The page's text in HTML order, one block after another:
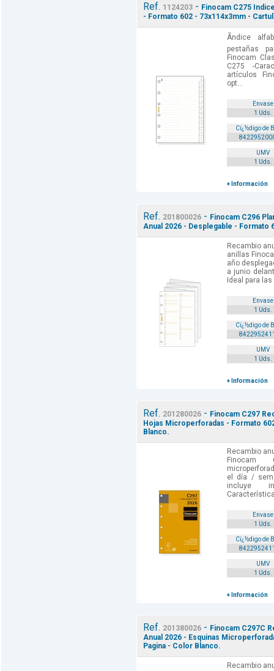
Ref. 1124203- Finocam C275
- Formato 602 - 73x114x3mm -
Ãndice
pestañas
Finocam
C275 -
artículos
opt...
Envase
1 Uds.
Cï¿½digo de
UMV
1 Uds.
+ Información
Ref. 201800026- Finocam C296
Anual 2026 - Desplegable - Formato
Recambio
anillas
año
a junio
Ideal para
Envase
1 Uds.
Cï¿½digo de
UMV
1 Uds.
+ Información
Ref. 201280026- Finocam C297
Hojas Microperforadas - Formato
Blanco.
Recambio
Finocam
el día /
incluye
Envase
1 Uds.
Cï¿½digo de
UMV
1 Uds.
+ Información
Ref. 201380026- Finocam C297C
Anual 2026 - Esquinas
Pagina - Color Blanco.
Recambio